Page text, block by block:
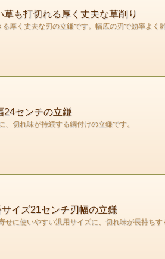
草も打切れる厚く丈夫な草削り
厚く丈夫な刃の立鎌です。幅広の刃で効率よ
24センチの立鎌
切れ味が持続する鋼付けの立鎌です。
イズ21センチ刃幅の立鎌
に使いやすい汎用サイズに、切れ味が長持ち